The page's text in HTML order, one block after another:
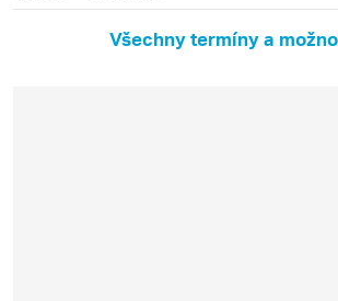
Všechny termíny a